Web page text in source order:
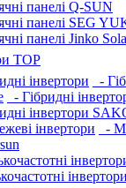
панелі Q-SUN
панелі SEG
панелі Jinko
TOP
інвертори
-
- Гібридні
інвертори
інвертори
-